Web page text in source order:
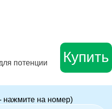
потенции
Купить
нажмите на номер)